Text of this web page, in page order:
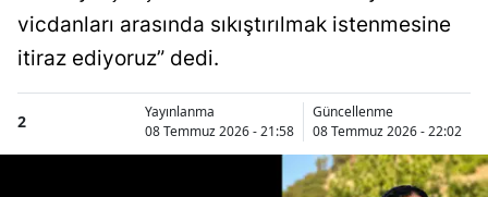
vicdanları arasında sıkıştırılmak istenmesine
itiraz ediyoruz” dedi.
2
Yayınlanma
08 Temmuz 2026 - 21:58
Güncellenme
08 Temmuz 2026 - 22:02